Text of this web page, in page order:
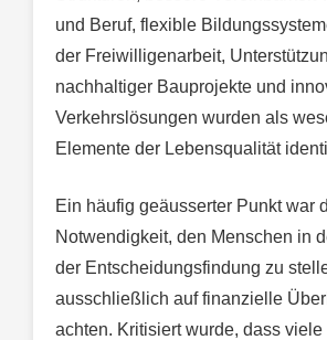
und Beruf, flexible
der Freiwilligenarbeit,
nachhaltiger Bauprojekte und
Verkehrslösungen wurden als
Elemente der Lebensqualität
Ein häufig geäusserter Punkt war
Notwendigkeit, den Menschen in
der Entscheidungsfindung zu
ausschließlich auf finanzielle
achten. Kritisiert wurde, dass